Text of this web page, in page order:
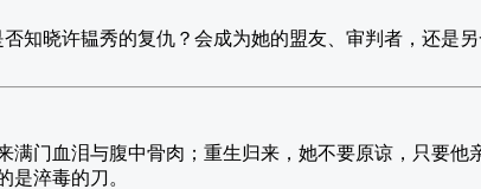
知晓许韫秀的复仇？会成为她的盟友、审判者，还是
满门血泪与腹中骨肉；重生归来，她不要原谅，只要他
淬毒的刀。